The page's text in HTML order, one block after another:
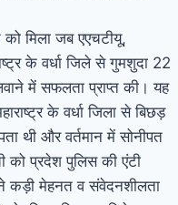
मिला जब एएचटीयू,
के वर्धा जिले से गुमशुदा 22
में सफलता प्राप्त की। यह
के वर्धा जिला से बिछड़
थी और वर्तमान में सोनीपत
को प्रदेश पुलिस की एंटी
कड़ी मेहनत व संवेदनशीलता